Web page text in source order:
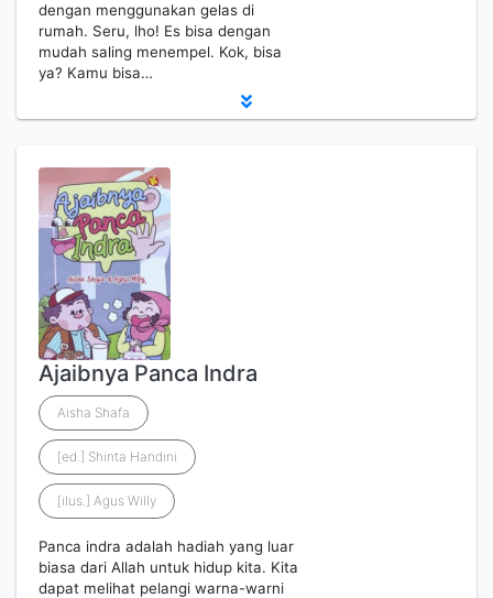
dengan menggunakan gelas di
rumah. Seru, lho! Es bisa dengan
mudah saling menempel. Kok, bisa
ya? Kamu bisa…
Ajaibnya Panca Indra
Aisha Shafa
[ed.] Shinta Handini
[ilus.] Agus Willy
Panca indra adalah hadiah yang luar
biasa dari Allah untuk hidup kita. Kita
dapat melihat pelangi warna-warni